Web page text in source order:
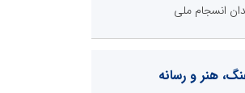
انسجام ملی
هنر و رسانه